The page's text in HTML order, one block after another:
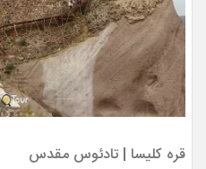
قره کلیسا | تادئوس مقدس